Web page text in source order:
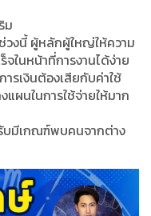
ม
วงนี้ ผู้หลักผู้ใหญ่ให้ความ
ในหน้าที่การงานได้ง่าย
ารเงินต้องเสียกับค่าใช้
ผนในการใช้จ่ายให้มาก
บมีเกณฑ์พบคนจากต่าง